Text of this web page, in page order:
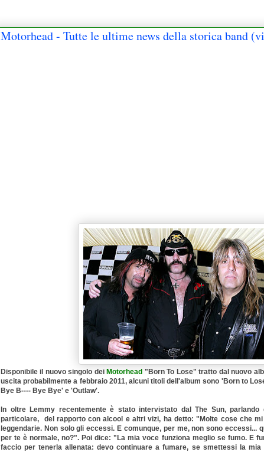
Motorhead - Tutte le ultime news della storica band
Disponibile il nuovo singolo dei Motorhead "Born To Lose" tratto dal nuovo
uscita probabilmente a febbraio 2011, alcuni titoli dell'album sono 'Born to
Bye B---- Bye Bye' e 'Outlaw'.
In oltre Lemmy recentemente è stato intervistato dal The Sun,
particolare, del rapporto con alcool e altri vizi, ha detto: "Molte cose che
leggendarie. Non solo gli eccessi. E comunque, per me, non sono eccessi...
per te è normale, no?". Poi dice: "La mia voce funziona meglio se fumo. E
faccio per tenerla allenata: devo continuare a fumare, se smettessi la mia